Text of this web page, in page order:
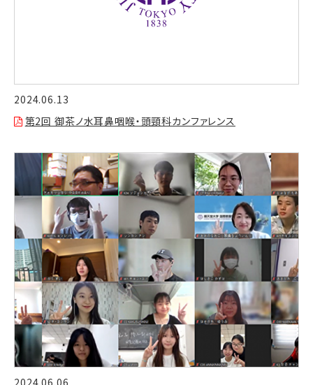
2024.06.13
第2回 御茶ノ水耳鼻咽喉・頭頸科カンファレンス